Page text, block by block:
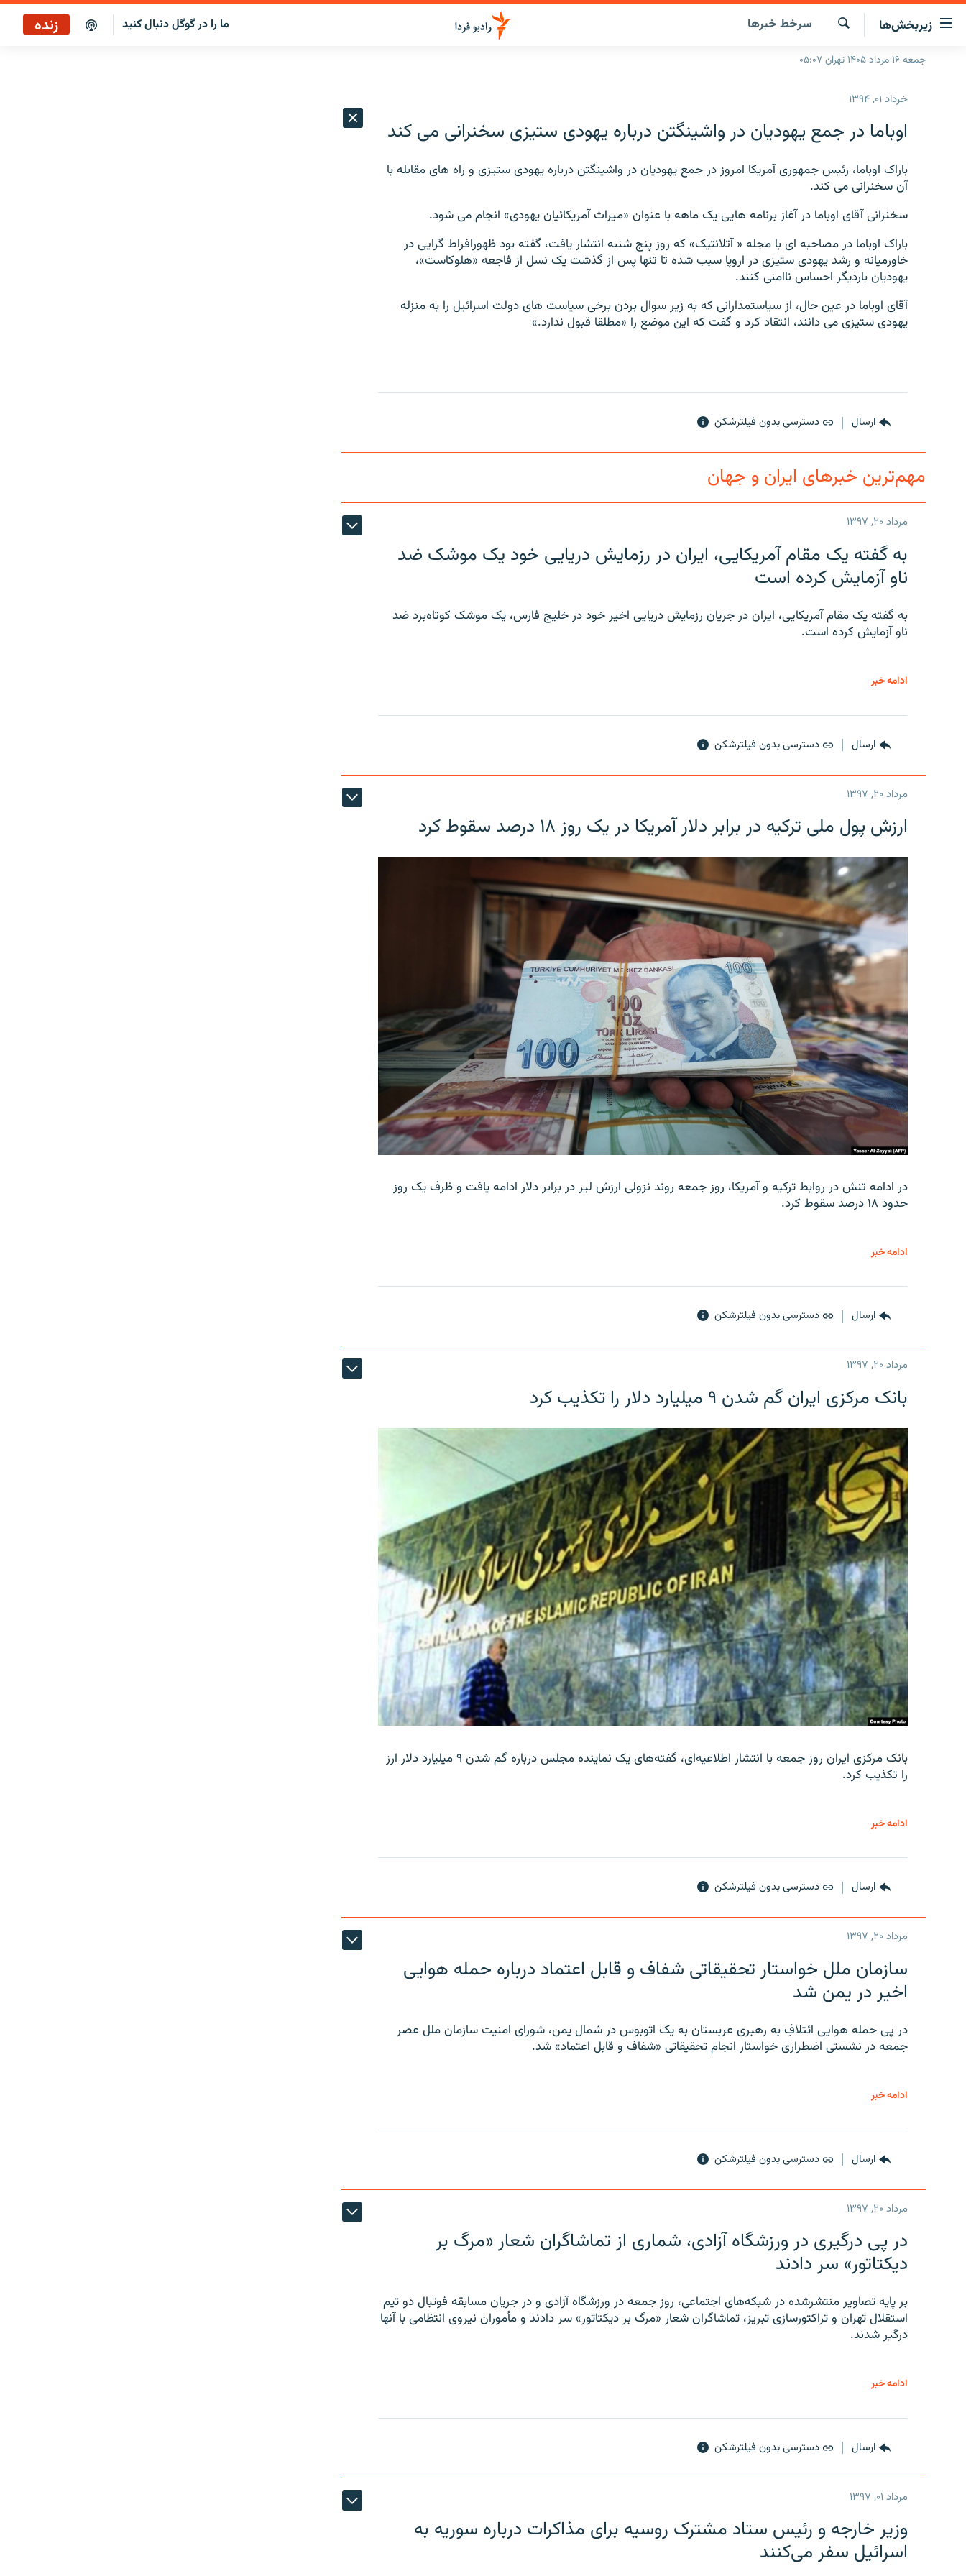
لینک‌های
قابلیت
دسترسی
زیربخش‌ها
صفحه اصلی
انتخاب کنید و بشنوید
برنامه‌های رادیویی
فرکانس‌ها
چندرسانه‌ای
گزارش‌های تصویری
گزارش‌های ویدئویی
جستجو
سرخط‌ خبرها ما را در گوگل دنبال کنید زنده
جمعه ۱۶ مرداد ۱۴۰۵ تهران ۰۵:۰۷
خرداد ۰۱, ۱۳۹۴
اوباما در جمع یهودیان در واشینگتن درباره یهودی ستیزی سخنرانی می کند
باراک اوباما، رئیس جمهوری آمریکا امروز در جمع یهودیان در واشینگتن درباره یهودی ستیزی و راه های مقابله با
آن سخنرانی می کند.
سخنرانی آقای اوباما در آغاز برنامه هایی یک ماهه با عنوان «میراث آمریکائیان یهودی» انجام می شود.
باراک اوباما در مصاحبه ای با مجله « آتلانتیک» که روز پنج شنبه انتشار یافت، گفته بود ظهورافراط گرایی در
خاورمیانه و رشد یهودی ستیزی در اروپا سبب شده تا تنها پس از گذشت یک نسل از فاجعه «هلوکاست»،
یهودیان باردیگر احساس ناامنی کنند.
آقای اوباما در عین حال، از سیاستمدارانی که به زیر سوال بردن برخی سیاست های دولت اسرائیل را به منزله
یهودی ستیزی می دانند، انتقاد کرد و گفت که این موضع را «مطلقا قبول ندارد.»
ارسال دسترسی بدون فیلترشکن
مهم‌ترین خبرهای ایران و جهان
مرداد ۲۰, ۱۳۹۷
به گفته یک مقام آمریکایی، ایران در رزمایش دریایی خود یک موشک ضد
ناو آزمایش کرده است
به گفته یک مقام آمریکایی، ایران در جریان رزمایش دریایی اخیر خود در خلیج فارس، یک موشک کوتاه‌برد ضد
ناو آزمایش کرده است.
ادامه خبر
ارسال دسترسی بدون فیلترشکن
مرداد ۲۰, ۱۳۹۷
ارزش پول ملی ترکیه در برابر دلار آمریکا در یک روز ۱۸ درصد سقوط کرد
در ادامه تنش در روابط ترکیه و آمریکا، روز جمعه روند نزولی ارزش لیر در برابر دلار ادامه یافت و ظرف یک روز
حدود ۱۸ درصد سقوط کرد.
ادامه خبر
ارسال دسترسی بدون فیلترشکن
مرداد ۲۰, ۱۳۹۷
بانک مرکزی ایران گم شدن ۹ میلیارد دلار را تکذیب کرد
بانک مرکزی ایران روز جمعه با انتشار اطلاعیه‌ای، گفته‌های یک نماینده مجلس درباره گم شدن ۹ میلیارد دلار ارز
را تکذیب کرد.
ادامه خبر
ارسال دسترسی بدون فیلترشکن
مرداد ۲۰, ۱۳۹۷
سازمان ملل خواستار تحقیقاتی شفاف و قابل اعتماد درباره حمله هوایی
اخیر در یمن شد
در پی حمله هوایی ائتلافِ به رهبری عربستان به یک اتوبوس در شمال یمن، شورای امنیت سازمان ملل عصر
جمعه در نشستی اضطراری خواستار انجام تحقیقاتی «شفاف و قابل اعتماد» شد.
ادامه خبر
ارسال دسترسی بدون فیلترشکن
مرداد ۲۰, ۱۳۹۷
در پی درگیری در ورزشگاه آزادی، شماری از تماشاگران شعار «مرگ بر
دیکتاتور» سر دادند
بر پایه تصاویر منتشرشده در شبکه‌های اجتماعی، روز جمعه در ورزشگاه آزادی و در جریان مسابقه فوتبال دو تیم
استقلال تهران و تراکتورسازی تبریز، تماشاگران شعار «مرگ بر دیکتاتور» سر دادند و مأموران نیروی انتظامی با آنها
درگیر شدند.
ادامه خبر
ارسال دسترسی بدون فیلترشکن
مرداد ۰۱, ۱۳۹۷
وزیر خارجه و رئیس‌ ستاد مشترک روسیه برای مذاکرات درباره سوریه به
اسرائیل سفر می‌کنند